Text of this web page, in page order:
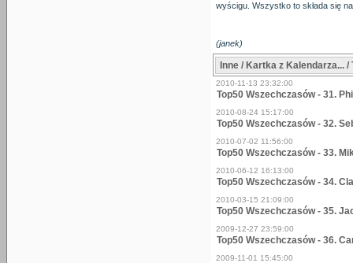
wyścigu. Wszystko to składa się
(janek)
Inne / Kartka z Kalendarza...
2010-11-13 23:32:00
Top50 Wszechczasów - 31.
2010-08-24 15:17:00
Top50 Wszechczasów - 32.
2010-07-02 11:56:00
Top50 Wszechczasów - 33.
2010-06-12 16:13:00
Top50 Wszechczasów - 34.
2010-03-15 21:09:00
Top50 Wszechczasów - 35.
2009-12-27 23:59:00
Top50 Wszechczasów - 36.
2009-11-01 15:45:00